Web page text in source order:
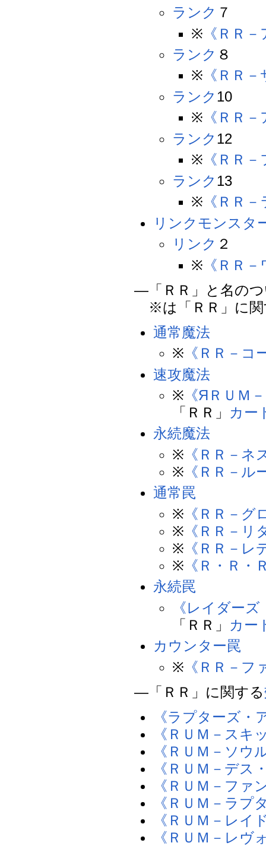
ランク ７
※ 《ＲＲ
ランク ８
※ 《ＲＲ
ランク 10
※ 《ＲＲ
ランク 12
※ 《ＲＲ
ランク 13
※ 《ＲＲ
リンクモンスタ
リンク ２
※ 《ＲＲ
―「ＲＲ」と名の
※は「ＲＲ」に関
通常魔法
※ 《ＲＲ－コ
速攻魔法
※ 《ЯＲＵＭ
「ＲＲ」
カー
永続魔法
※ 《ＲＲ－ネ
※ 《ＲＲ－ル
通常罠
※ 《ＲＲ－
※ 《ＲＲ－リ
※ 《ＲＲ－レ
※ 《Ｒ・Ｒ・
永続罠
《レイダー
「ＲＲ」
カー
カウンター罠
※ 《ＲＲ－
―「ＲＲ」に関する
《ラプターズ
《ＲＵＭ－スキ
《ＲＵＭ－ソウ
《ＲＵＭ－デス
《ＲＵＭ－ファ
《ＲＵＭ－ラプ
《ＲＵＭ－レイ
《ＲＵＭ－レヴ